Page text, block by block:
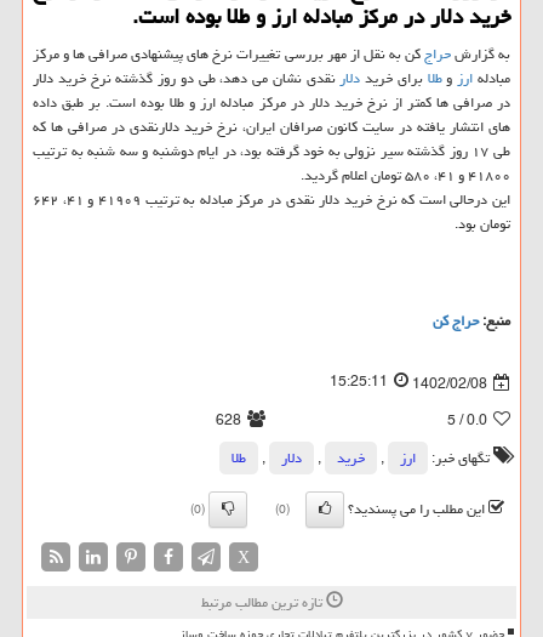
خرید دلار در مرکز مبادله ارز و طلا بوده است.
به گزارشحراجکن به نقل از مهر بررسی تغییرات نرخ های پیشنهادی صرافی ها و مرکز
مبادلهارزوطلابرای خریددلارنقدی نشان می دهد، طی دو روز گذشته نرخ خرید دلار
در صرافی ها کمتر از نرخ خرید دلار در مرکز مبادله ارز و طلا بوده است. بر طبق داده
های انتشار یافته در سایت کانون صرافان ایران، نرخ خرید دلارنقدی در صرافی ها که
طی ۱۷ روز گذشته سیر نزولی به خود گرفته بود، در ایام دوشنبه و سه شنبه به ترتیب
۴۱۸۰۰ و ۴۱، ۵۸۰ تومان اعلام گردید.
این درحالی است که نرخ خرید دلار نقدی در مرکز مبادله به ترتیب ۴۱۹۰۹ و ۴۱، ۶۴۲
تومان بود.
منبع:حراج كن
1402/02/08
15:25:11
0.0
/ 5
628
تگهای خبر:
ارز , خرید , دلار ,
طلا
این مطلب را می پسندید؟
(0)
(0)
X
تازه ترین مطالب مرتبط